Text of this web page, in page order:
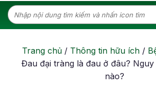
Tìm
kiếm:
Trang chủ/ Thông tin hữu ích/
Đau đại tràng là đau ở đâu?
nào?